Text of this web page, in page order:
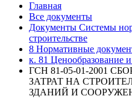
Главная
Все документы
Документы Системы
строительстве
8 Нормативные
к. 81 Ценообразование
ГСН 81-05-01-2001
ЗАТРАТ НА
ЗДАНИЙ И